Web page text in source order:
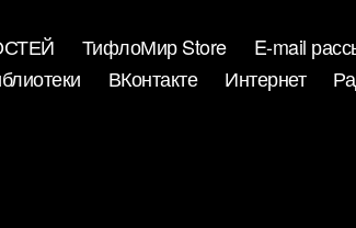
ТифлоМир Store E-mail
ВКонтакте Интернет